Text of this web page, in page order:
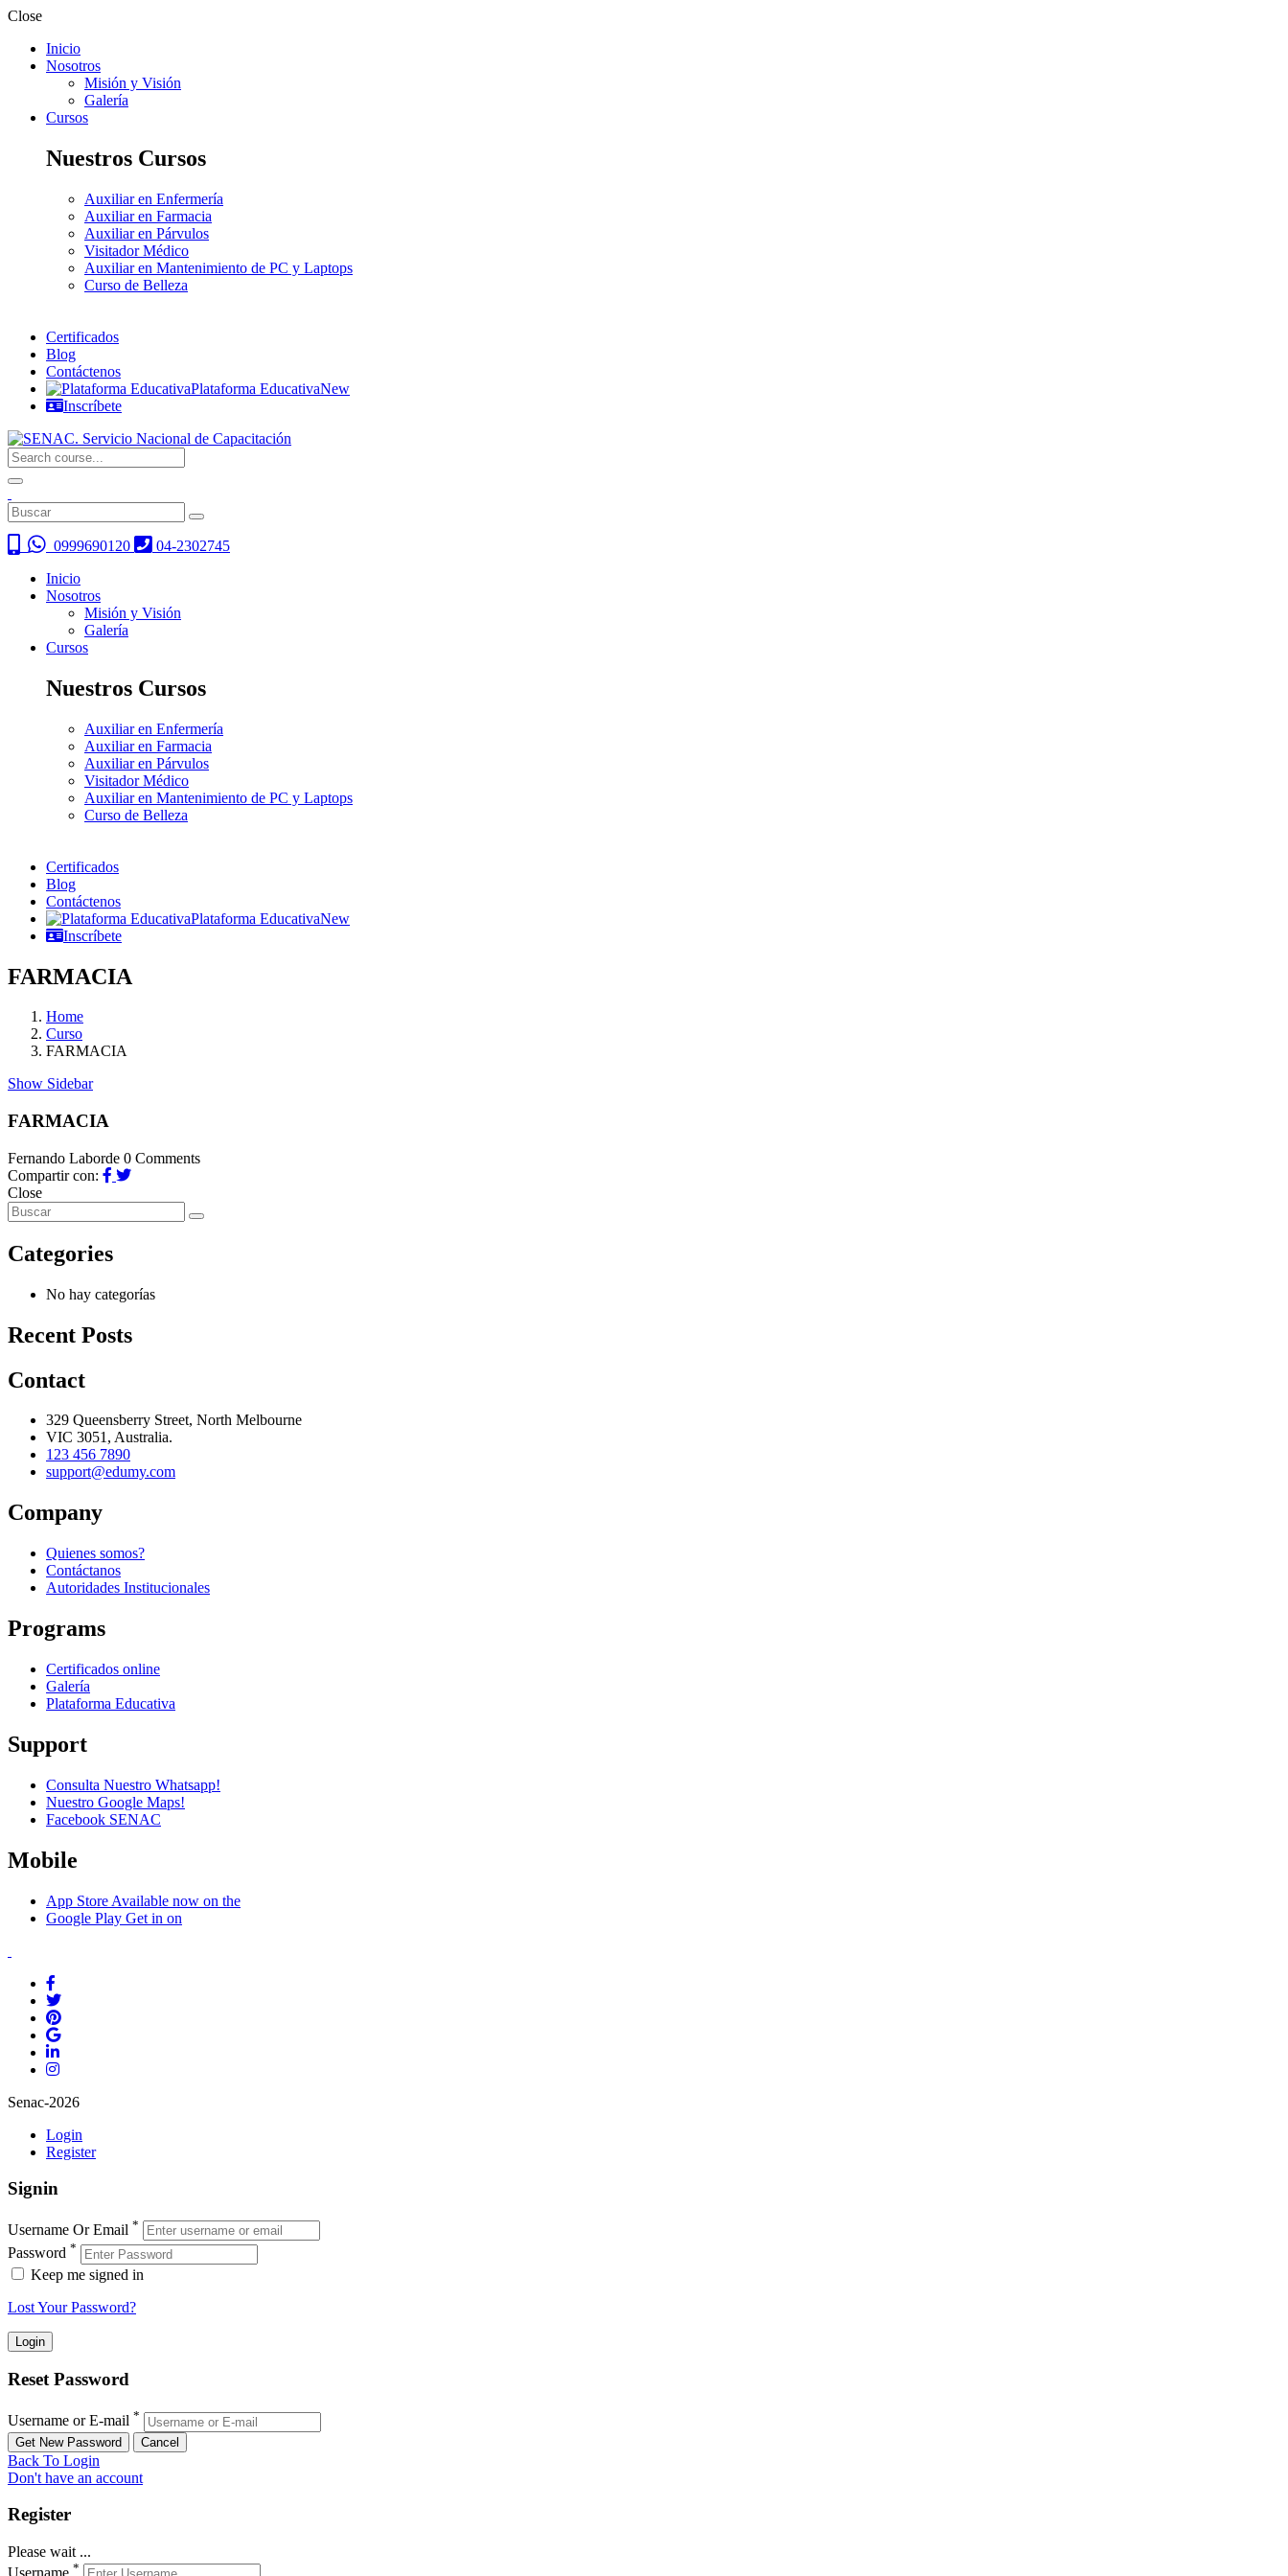
Close
Inicio
Nosotros
Misión y Visión
Galería
Cursos
Nuestros Cursos
Auxiliar en Enfermería
Auxiliar en Farmacia
Auxiliar en Párvulos
Visitador Médico
Auxiliar en Mantenimiento de PC y Laptops
Curso de Belleza
Certificados
Blog
Contáctenos
Plataforma EducativaNew
Inscríbete
0999690120
04-2302745
Inicio
Nosotros
Misión y Visión
Galería
Cursos
Nuestros Cursos
Auxiliar en Enfermería
Auxiliar en Farmacia
Auxiliar en Párvulos
Visitador Médico
Auxiliar en Mantenimiento de PC y Laptops
Curso de Belleza
Certificados
Blog
Contáctenos
Plataforma EducativaNew
Inscríbete
FARMACIA
Home
Curso
FARMACIA
Show Sidebar
FARMACIA
Fernando Laborde 0 Comments
Compartir con:
Close
Categories
No hay categorías
Recent Posts
Contact
329 Queensberry Street, North Melbourne
VIC 3051, Australia.
123 456 7890
support@edumy.com
Company
Quienes somos?
Contáctanos
Autoridades Institucionales
Programs
Certificados online
Galería
Plataforma Educativa
Support
Consulta Nuestro Whatsapp!
Nuestro Google Maps!
Facebook SENAC
Mobile
App Store Available now on the
Google Play Get in on
Senac-2026
Login
Register
Signin
Username Or Email *
Password *
Keep me signed in
Lost Your Password?
Reset Password
Username or E-mail *
Back To Login
Don't have an account
Register
Please wait ...
*